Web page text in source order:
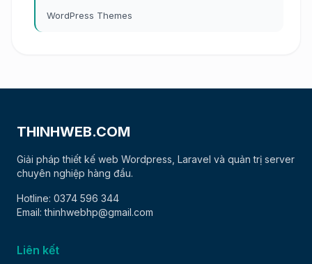
WordPress Themes
THINHWEB.COM
Giải pháp thiết kế web Wordpress, Laravel và quản trị server
chuyên nghiệp hàng đầu.
Hotline: 0374 596 344
Email: thinhwebhp@gmail.com
Liên kết